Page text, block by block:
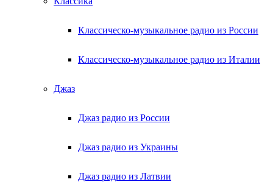
Классическо-музыкальное радио из России
Классическо-музыкальное радио из Италии
Джаз
Джаз радио из России
Джаз радио из Украины
Джаз радио из Латвии